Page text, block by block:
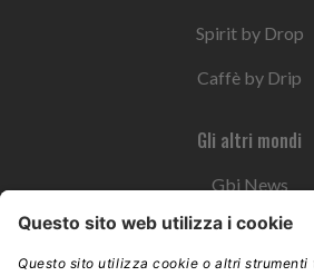
Spirit by Drop
Caffè by Drip
Gli altri mondi
Gbi News
Instoremag